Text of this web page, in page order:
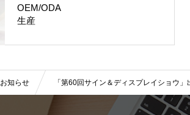
OEM/ODA
生産
お知らせ 「第60回サイン＆ディスプレイショウ